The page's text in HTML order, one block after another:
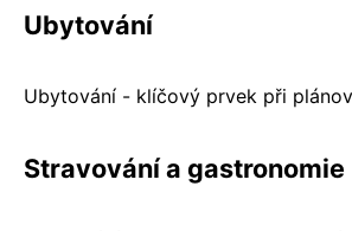
Ubytování
Ubytování - klíčový prvek při
Stravování a gastronomie